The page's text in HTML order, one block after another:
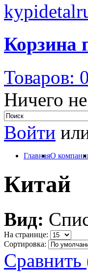
Корзина
Товаров:
Ничего
Войти
ГлавнаяО
Китай
Вид:
На странице:
Сортировка:
Сравнить